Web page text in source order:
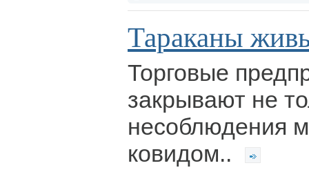
Тараканы
Торговые
закрывают не
несоблюдения
ковидом..